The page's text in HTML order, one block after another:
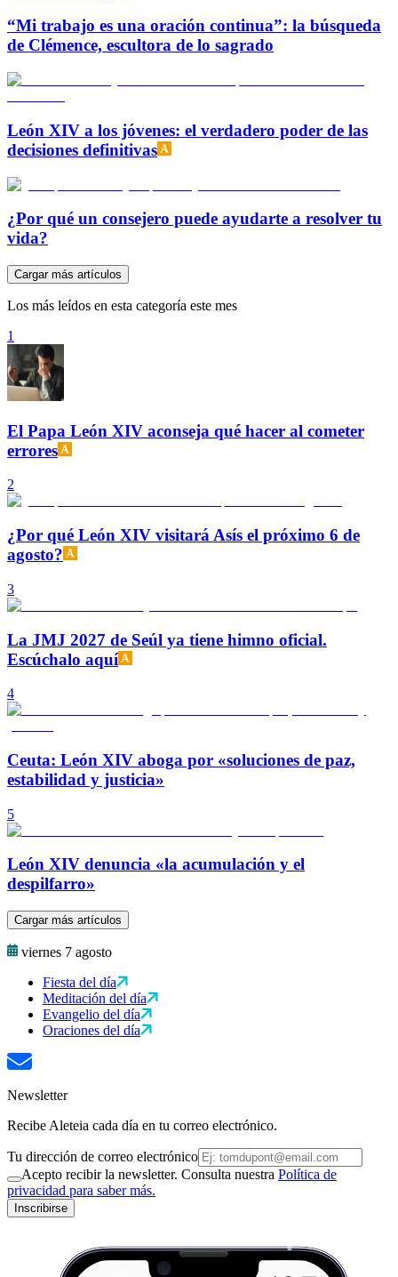
“Mi trabajo es una oración continua”: la búsqueda
de Clémence, escultora de lo sagrado
León XIV a los jóvenes: el verdadero poder de las
decisiones definitivas
¿Por qué un consejero puede ayudarte a resolver tu
vida?
Cargar más artículos
Los más leídos en esta categoría este mes
1
El Papa León XIV aconseja qué hacer al cometer
errores
2
¿Por qué León XIV visitará Asís el próximo 6 de
agosto?
3
La JMJ 2027 de Seúl ya tiene himno oficial.
Escúchalo aquí
4
Ceuta: León XIV aboga por «soluciones de paz,
estabilidad y justicia»
5
León XIV denuncia «la acumulación y el
despilfarro»
Cargar más artículos
viernes 7 agosto
Fiesta del día
Meditación del día
Evangelio del día
Oraciones del día
Newsletter
Recibe Aleteia cada día en tu correo electrónico.
Tu dirección de correo electrónico
Acepto recibir la newsletter. Consulta nuestra Política de
privacidad para saber más.
Inscribirse